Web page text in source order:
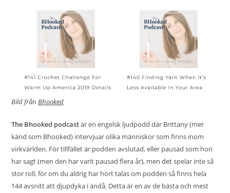
Bild frånBhooked
The Bhooked podcastär en engelsk ljudpodd där Brittany (mer
känd som Bhooked) intervjuar olika människor som finns inom
virkvärlden. För tillfället är podden avslutad, eller pausad som hon
har sagt (men den har varit pausad flera år), men det spelar inte så
stor roll, för om du aldrig har hört talas om podden så finns hela
144 avsnitt att djupdyka i ändå. Detta är en av de bästa och mest